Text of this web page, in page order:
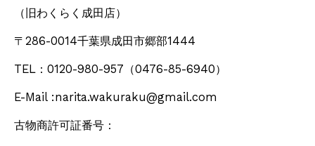
（旧わくらく成田店）
〒286-0014千葉県成田市郷部1444
TEL：0120-980-957 （0476-85-6940）
E-Mail :narita.wakuraku@gmail.com
古物商許可証番号：